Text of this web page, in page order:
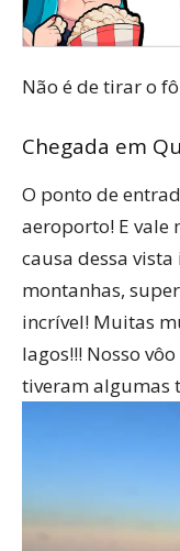
Não é de tirar o
Chegada em
O ponto de
aeroporto! E vale
causa dessa
montanhas,
incrível! Muitas
lagos!!! Nosso
tiveram algumas